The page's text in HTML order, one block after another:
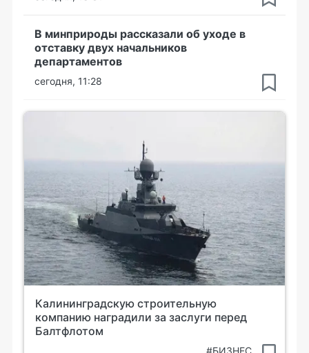
В минприроды рассказали об уходе в
отставку двух начальников
департаментов
сегодня, 11:28
Калининградскую строительную
компанию наградили за заслуги перед
Балтфлотом
#БИЗНЕС